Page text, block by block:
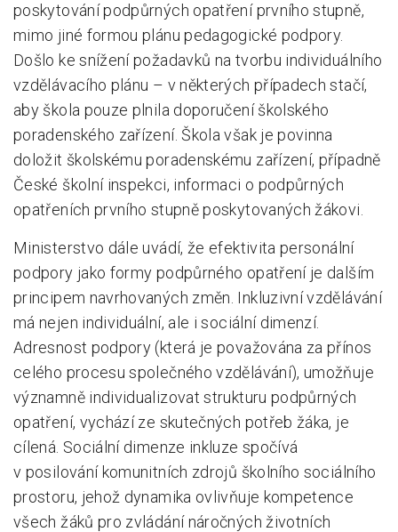
poskytování podpůrných opatření prvního stupně,
mimo jiné formou plánu pedagogické podpory.
Došlo ke snížení požadavků na tvorbu individuálního
vzdělávacího plánu – v některých případech stačí,
aby škola pouze plnila doporučení školského
poradenského zařízení. Škola však je povinna
doložit školskému poradenskému zařízení, případně
České školní inspekci, informaci o podpůrných
opatřeních prvního stupně poskytovaných žákovi.
Ministerstvo dále uvádí, že efektivita personální
podpory jako formy podpůrného opatření je dalším
principem navrhovaných změn. Inkluzivní vzdělávání
má nejen individuální, ale i sociální dimenzí.
Adresnost podpory (která je považována za přínos
celého procesu společného vzdělávání), umožňuje
významně individualizovat strukturu podpůrných
opatření, vychází ze skutečných potřeb žáka, je
cílená. Sociální dimenze inkluze spočívá
v posilování komunitních zdrojů školního sociálního
prostoru, jehož dynamika ovlivňuje kompetence
všech žáků pro zvládání náročných životních